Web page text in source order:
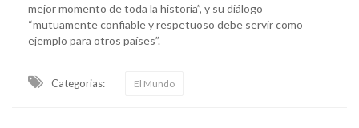
mejor momento de toda la historia”, y su diálogo
“mutuamente confiable y respetuoso debe servir como
ejemplo para otros países”.
Categorias: El Mundo